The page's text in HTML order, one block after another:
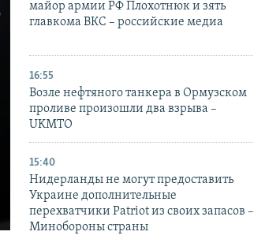
майор армии РФ Плохотнюк и зять
главкома ВКС – российские медиа
16:55
Возле нефтяного танкера в Ормузском
проливе произошли два взрыва –
UKMTO
15:40
Нидерланды не могут предоставить
Украине дополнительные
перехватчики Patriot из своих запасов –
Минобороны страны